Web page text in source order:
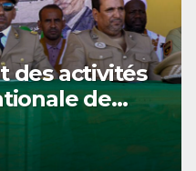
des activités
de
la wilaya